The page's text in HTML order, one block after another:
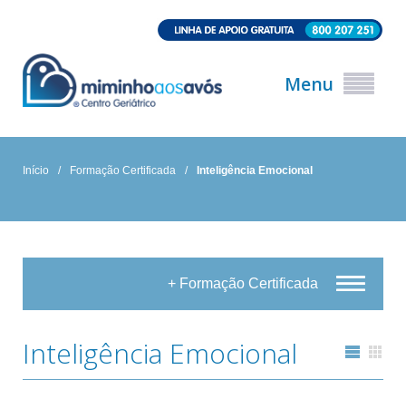
Menu
Início / Formação Certificada / Inteligência Emocional
+ Formação Certificada
Inteligência Emocional